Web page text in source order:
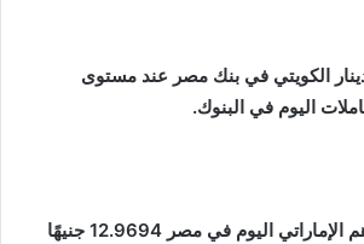
الكويتي في بنك مصر عند مستوى
بينما سجل سعر الدرهم الإماراتي اليوم في مصر 12.9694 جنيهًا